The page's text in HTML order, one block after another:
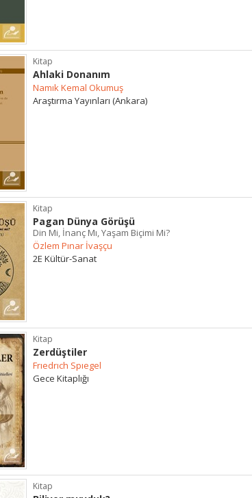
Kitap
Ahlaki Donanım
Namık Kemal Okumuş
Araştırma Yayınları (Ankara)
Kitap
Pagan Dünya Görüşü
Din Mi, İnanç Mı, Yaşam Biçimi Mi?
Özlem Pınar İvaşçu
2E Kültür-Sanat
Kitap
Zerdüştiler
Frıedrıch Spıegel
Gece Kitaplığı
Kitap